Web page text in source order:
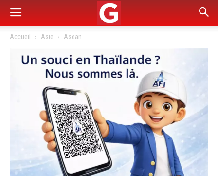
Accueil Asie Asean